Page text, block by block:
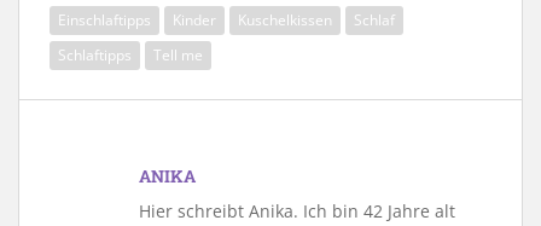
Einschlaftipps Kinder Kuschelkissen
Schlaf
Schlaftipps
Tell me
ANIKA
Hier schreibt Anika. Ich bin 42 Jahre alt